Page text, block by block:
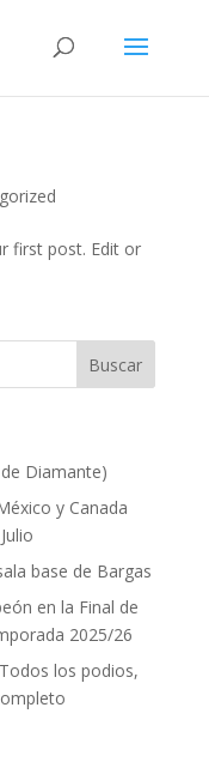
first post. Edit or
Diamante)
y Canada
base de Bargas
en la Final de
2025/26
los podios,